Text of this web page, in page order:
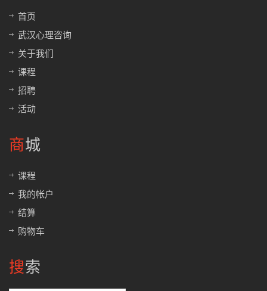
首页
武汉心理咨询
关于我们
课程
招聘
活动
商城
课程
我的帐户
结算
购物车
搜索